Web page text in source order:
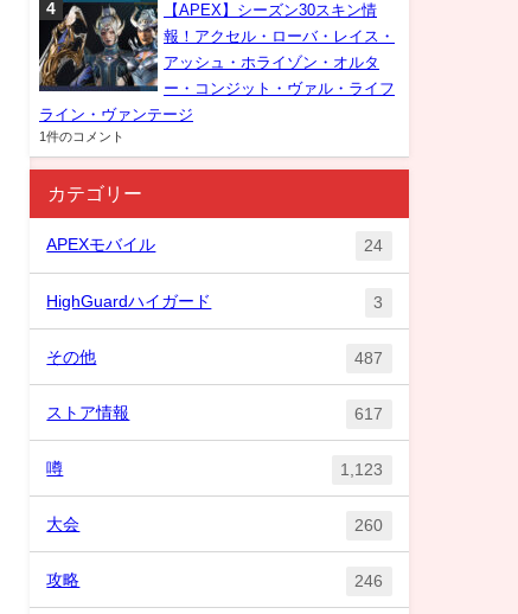
【APEX】シーズン30スキン情
報！アクセル・ローバ・レイス・
アッシュ・ホライゾン・オルタ
ー・コンジット・ヴァル・ライフ
ライン・ヴァンテージ
1件のコメント
カテゴリー
APEXモバイル 24
HighGuardハイガード 3
その他 487
ストア情報 617
噂 1,123
大会 260
攻略 246